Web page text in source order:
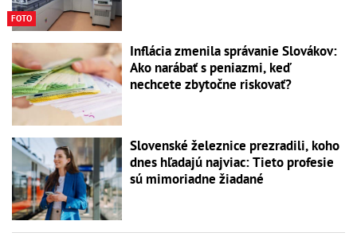
FOTO
Inflácia zmenila správanie Slovákov:
Ako narábať s peniazmi, keď
nechcete zbytočne riskovať?
Slovenské železnice prezradili, koho
dnes hľadajú najviac: Tieto profesie
sú mimoriadne žiadané